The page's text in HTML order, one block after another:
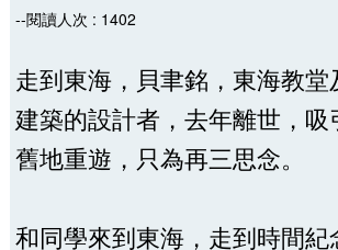
--閱讀人次 : 1402
走到東海，貝聿銘，東海教
建築的設計者，去年離世，吸
舊地重遊，只為再三思念。
和同學來到東海，走到時間紀